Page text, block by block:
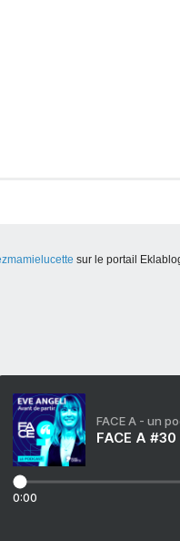
sur le portail
FACE A - un
FACE A
0:00